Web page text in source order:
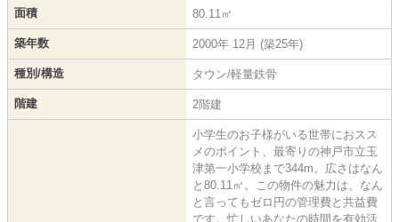
面積 80.11㎡
築年数 2000年 12月 (築25年)
種別/構造 タウン/軽量鉄骨
階建 2階建
小学生のお子様がいる世帯におスス
メのポイント、最寄りの神戸市立玉
津第一小学校まで344m。広さはなん
と80.11㎡。この物件の魅力は、なん
と言ってもゼロ円の管理費と共益費
です。忙しいあなたの時間を有効活